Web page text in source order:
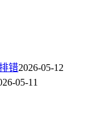
错2026-05-12
05-11